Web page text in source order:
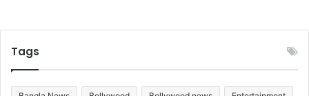
Tags